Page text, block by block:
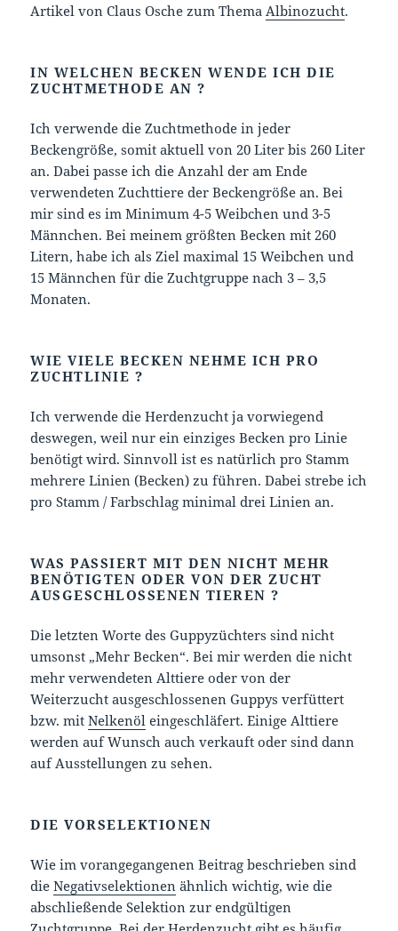
Artikel von Claus Osche zum Thema Albinozucht.
IN WELCHEN BECKEN WENDE ICH DIE
ZUCHTMETHODE AN ?
Ich verwende die Zuchtmethode in jeder
Beckengröße, somit aktuell von 20 Liter bis 260 Liter
an. Dabei passe ich die Anzahl der am Ende
verwendeten Zuchttiere der Beckengröße an. Bei
mir sind es im Minimum 4-5 Weibchen und 3-5
Männchen. Bei meinem größten Becken mit 260
Litern, habe ich als Ziel maximal 15 Weibchen und
15 Männchen für die Zuchtgruppe nach 3 – 3,5
Monaten.
WIE VIELE BECKEN NEHME ICH PRO
ZUCHTLINIE ?
Ich verwende die Herdenzucht ja vorwiegend
deswegen, weil nur ein einziges Becken pro Linie
benötigt wird. Sinnvoll ist es natürlich pro Stamm
mehrere Linien (Becken) zu führen. Dabei strebe ich
pro Stamm / Farbschlag minimal drei Linien an.
WAS PASSIERT MIT DEN NICHT MEHR
BENÖTIGTEN ODER VON DER ZUCHT
AUSGESCHLOSSENEN TIEREN ?
Die letzten Worte des Guppyzüchters sind nicht
umsonst „Mehr Becken“. Bei mir werden die nicht
mehr verwendeten Alttiere oder von der
Weiterzucht ausgeschlossenen Guppys verfüttert
bzw. mitNelkenöl eingeschläfert. Einige Alttiere
werden auf Wunsch auch verkauft oder sind dann
auf Ausstellungen zu sehen.
DIE VORSELEKTIONEN
Wie im vorangegangenen Beitrag beschrieben sind
dieNegativselektionen ähnlich wichtig, wie die
abschließende Selektion zur endgültigen